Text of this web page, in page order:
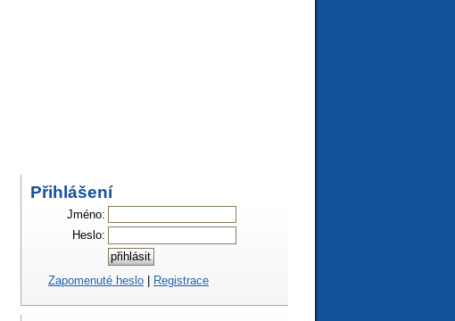
Přihlášení
Jméno:
Heslo:
Zapomenuté heslo | Registrace